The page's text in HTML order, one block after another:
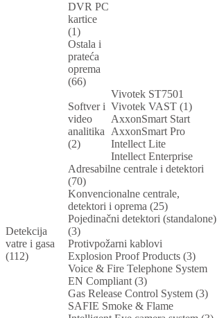
DVR PC
kartice
(1)
Ostala i
prateća
oprema
(66)
Softver i
video
analitika
(2)
Vivotek ST7501
Vivotek VAST (1)
AxxonSmart Start
AxxonSmart Pro
Intellect Lite
Intellect Enterprise
Detekcija
vatre i gasa
(112)
Adresabilne centrale i detektori
(70)
Konvencionalne centrale,
detektori i oprema (25)
Pojedinačni detektori (standalone)
(3)
Protivpožarni kablovi
Explosion Proof Products (3)
Voice & Fire Telephone System
EN Compliant (3)
Gas Release Control System (3)
SAFIE Smoke & Flame